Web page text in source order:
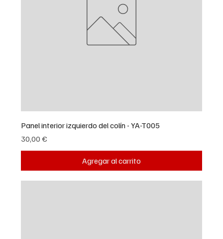
Panel interior izquierdo del colín - YA-T005
Precio
30,00 €
Agregar al carrito